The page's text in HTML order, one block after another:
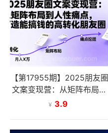
【第17955期】2025朋友圈
文案变现营：从矩阵布局到
人性痛点，打造能搞钱的高
¥ 3.9